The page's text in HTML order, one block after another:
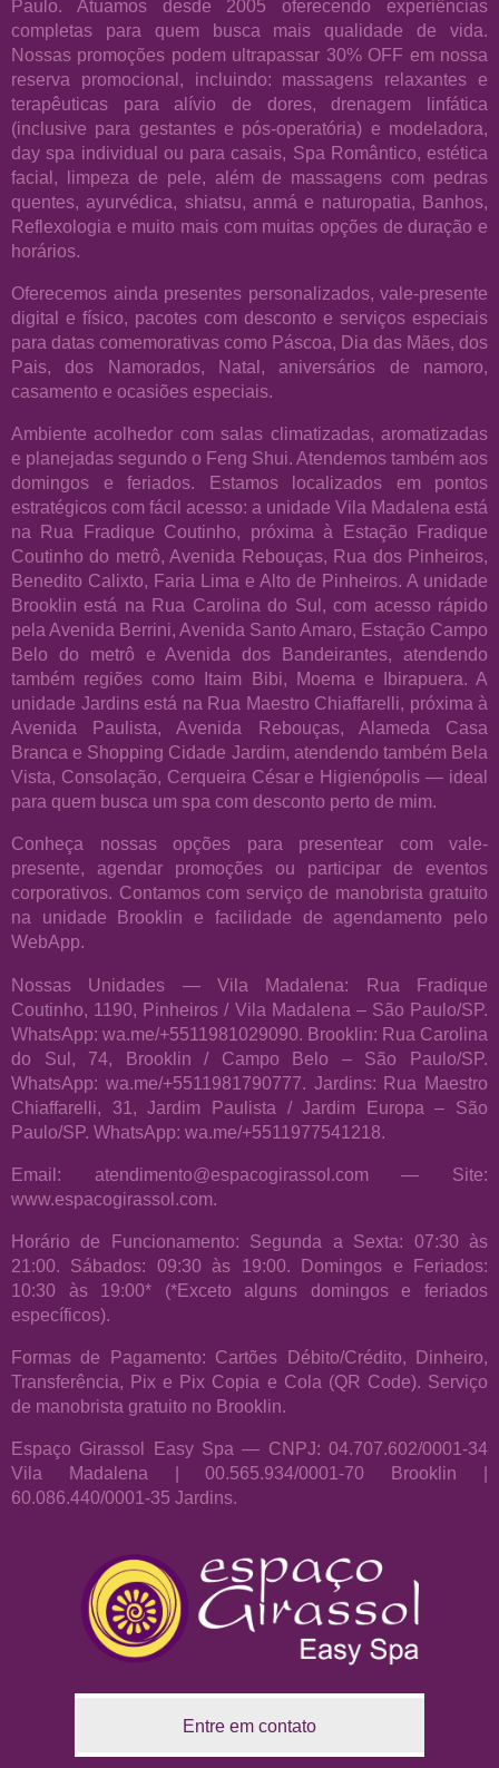
Paulo. Atuamos desde 2005 oferecendo experiências
completas para quem busca mais qualidade de vida.
Nossas promoções podem ultrapassar 30% OFF em nossa
reserva promocional, incluindo: massagens relaxantes e
terapêuticas para alívio de dores, drenagem linfática
(inclusive para gestantes e pós-operatória) e modeladora,
day spa individual ou para casais, Spa Romântico, estética
facial, limpeza de pele, além de massagens com pedras
quentes, ayurvédica, shiatsu, anmá e naturopatia, Banhos,
Reflexologia e muito mais com muitas opções de duração e
horários.
Oferecemos ainda presentes personalizados, vale-presente
digital e físico, pacotes com desconto e serviços especiais
para datas comemorativas como Páscoa, Dia das Mães, dos
Pais, dos Namorados, Natal, aniversários de namoro,
casamento e ocasiões especiais.
Ambiente acolhedor com salas climatizadas, aromatizadas
e planejadas segundo o Feng Shui. Atendemos também aos
domingos e feriados. Estamos localizados em pontos
estratégicos com fácil acesso: a unidade Vila Madalena está
na Rua Fradique Coutinho, próxima à Estação Fradique
Coutinho do metrô, Avenida Rebouças, Rua dos Pinheiros,
Benedito Calixto, Faria Lima e Alto de Pinheiros. A unidade
Brooklin está na Rua Carolina do Sul, com acesso rápido
pela Avenida Berrini, Avenida Santo Amaro, Estação Campo
Belo do metrô e Avenida dos Bandeirantes, atendendo
também regiões como Itaim Bibi, Moema e Ibirapuera. A
unidade Jardins está na Rua Maestro Chiaffarelli, próxima à
Avenida Paulista, Avenida Rebouças, Alameda Casa
Branca e Shopping Cidade Jardim, atendendo também Bela
Vista, Consolação, Cerqueira César e Higienópolis — ideal
para quem busca um spa com desconto perto de mim.
Conheça nossas opções para presentear com vale-
presente, agendar promoções ou participar de eventos
corporativos. Contamos com serviço de manobrista gratuito
na unidade Brooklin e facilidade de agendamento pelo
WebApp.
Nossas Unidades — Vila Madalena: Rua Fradique
Coutinho, 1190, Pinheiros / Vila Madalena – São Paulo/SP.
WhatsApp: wa.me/+5511981029090. Brooklin: Rua Carolina
do Sul, 74, Brooklin / Campo Belo – São Paulo/SP.
WhatsApp: wa.me/+5511981790777. Jardins: Rua Maestro
Chiaffarelli, 31, Jardim Paulista / Jardim Europa – São
Paulo/SP. WhatsApp: wa.me/+5511977541218.
Email: atendimento@espacogirassol.com — Site:
www.espacogirassol.com.
Horário de Funcionamento: Segunda a Sexta: 07:30 às
21:00. Sábados: 09:30 às 19:00. Domingos e Feriados:
10:30 às 19:00* (*Exceto alguns domingos e feriados
específicos).
Formas de Pagamento: Cartões Débito/Crédito, Dinheiro,
Transferência, Pix e Pix Copia e Cola (QR Code). Serviço
de manobrista gratuito no Brooklin.
Espaço Girassol Easy Spa — CNPJ: 04.707.602/0001-34
Vila Madalena | 00.565.934/0001-70 Brooklin |
60.086.440/0001-35 Jardins.
Entre em contato